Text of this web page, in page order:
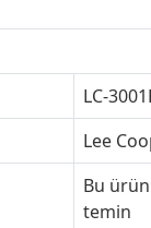
LC-
Lee
Bu
temin